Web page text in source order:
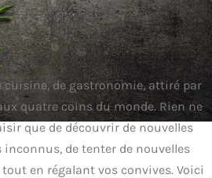
cuisine, de gastronomie, attiré par
quatre coins du monde. Rien ne
que de découvrir de nouvelles
de tenter de nouvelles
en régalant vos convives. Voici